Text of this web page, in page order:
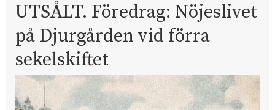
UTSÅLT. Föredrag: Nöjeslivet
på Djurgården vid förra
sekelskiftet